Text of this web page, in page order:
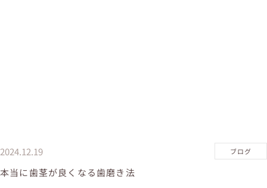
2024.12.19 ブログ
本当に歯茎が良くなる歯磨き法